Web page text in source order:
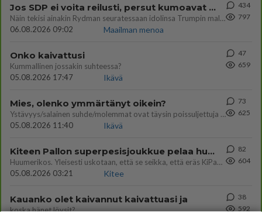
Jos SDP ei voita reilusti, persut kumoavat demokratian Suomesta
Näin tekisi ainakin Rydman seuratessaan idolinsa Trumpin mallia https://www.is.fi/politiikka/art-2000012187244.html
06.08.2026 09:02
Maailman menoa
434
797
Onko kaivattusi
Kummallinen jossakin suhteessa?
05.08.2026 17:47
Ikävä
47
659
Mies, olenko ymmärtänyt oikein?
Ystävyys/salainen suhde/molemmat ovat täysin poissuljettuja asioita? Nainen
05.08.2026 11:40
Ikävä
73
625
Kiteen Pallon superpesisjoukkue pelaa huumeiden vaikutuksen alaisena
Huumerikos. Yleisesti uskotaan, että se seikka, että eräs KiPan pelaaja kärähtää huumeista, on vain jäävuoren huippu. M
05.08.2026 03:21
Kitee
82
604
Kauanko olet kaivannut kaivattuasi ja
koska hänet löysit?
38
592